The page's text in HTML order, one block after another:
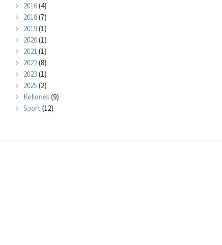
2016(4)
2018(7)
2019(1)
2020(1)
2021 (1)
2022(8)
2023 (1)
2025 (2)
Kelionės (9)
Sport (12)